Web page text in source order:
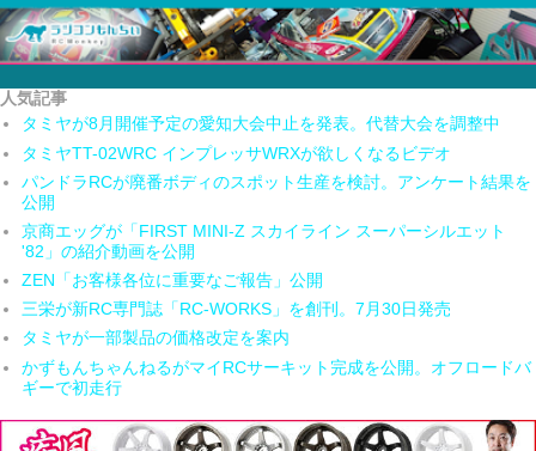
人気記事
タミヤが8月開催予定の愛知大会中止を発表。代替大会を調整中
タミヤTT-02WRC インプレッサWRXが欲しくなるビデオ
パンドラRCが廃番ボディのスポット生産を検討。アンケート結果を
公開
京商エッグが「FIRST MINI-Z スカイライン スーパーシルエット
'82」の紹介動画を公開
ZEN「お客様各位に重要なご報告」公開
三栄が新RC専門誌「RC-WORKS」を創刊。7月30日発売
タミヤが一部製品の価格改定を案内
かずもんちゃんねるがマイRCサーキット完成を公開。オフロードバ
ギーで初走行